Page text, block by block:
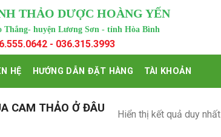
THẢO DƯỢC HOÀNG YẾN
Thắng- huyện Lương Sơn - tỉnh Hòa Bình
- 036.315.3993
HỆ HƯỚNG DẪN ĐẶT HÀNG TÀI KHOẢN
CAM THẢO Ở ĐÂU
Hiển thị kết quả duy nhất